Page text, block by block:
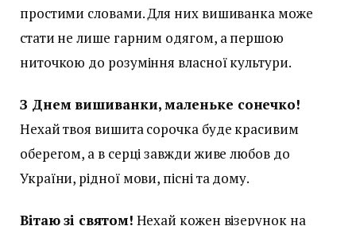
простими словами. Для них вишиванка може
стати не лише гарним одягом, а першою
ниточкою до розуміння власної культури.
З Днем вишиванки, маленьке сонечко!
Нехай твоя вишита сорочка буде красивим
оберегом, а в серці завжди живе любов до
України, рідної мови, пісні та дому.
Вітаю зі святом! Нехай кожен візерунок на